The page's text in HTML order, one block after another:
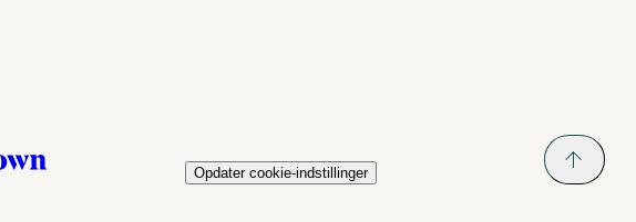
Opdater cookie-indstillinger